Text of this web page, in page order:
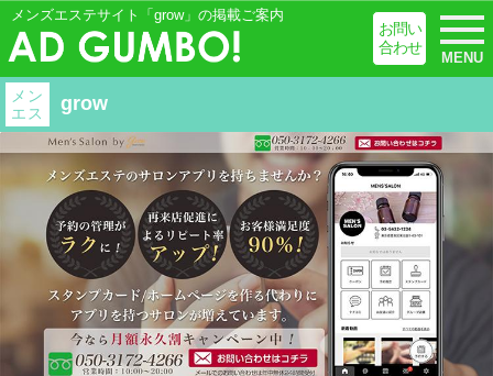
メンズエステサイト「grow」の掲載ご案内
MENU
お問い
合わせ
メン
エス
grow